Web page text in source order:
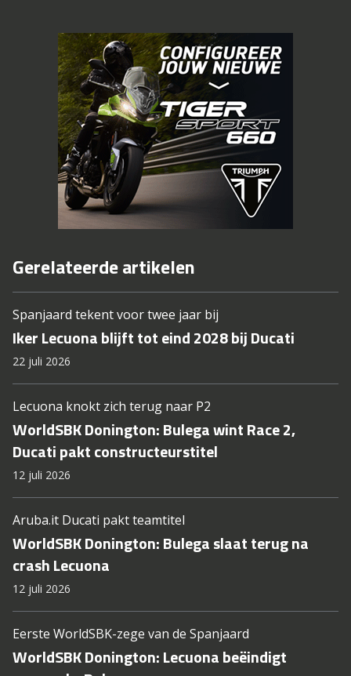
Gerelateerde artikelen
Spanjaard tekent voor twee jaar bij
Iker Lecuona blijft tot eind 2028 bij Ducati
22 juli 2026
Lecuona knokt zich terug naar P2
WorldSBK Donington: Bulega wint Race 2,
Ducati pakt constructeurstitel
12 juli 2026
Aruba.it Ducati pakt teamtitel
WorldSBK Donington: Bulega slaat terug na
crash Lecuona
12 juli 2026
Eerste WorldSBK-zege van de Spanjaard
WorldSBK Donington: Lecuona beëindigt